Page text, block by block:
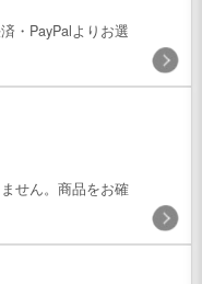
・PayPalよりお選
せん。商品をお確